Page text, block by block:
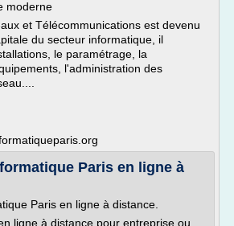
moderne
et Télécommunications est devenu
du secteur informatique, il
le paramétrage, la
l'administration des
Paris en ligne à
Paris en ligne à distance.
ligne à distance pour entreprise ou